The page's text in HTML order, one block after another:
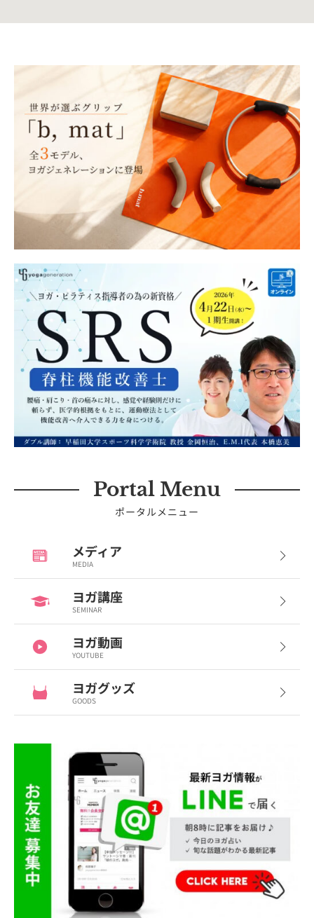
Portal Menu
ポータルメニュー
メディア
MEDIA
ヨガ講座
SEMINAR
ヨガ動画
YOUTUBE
ヨガグッズ
GOODS